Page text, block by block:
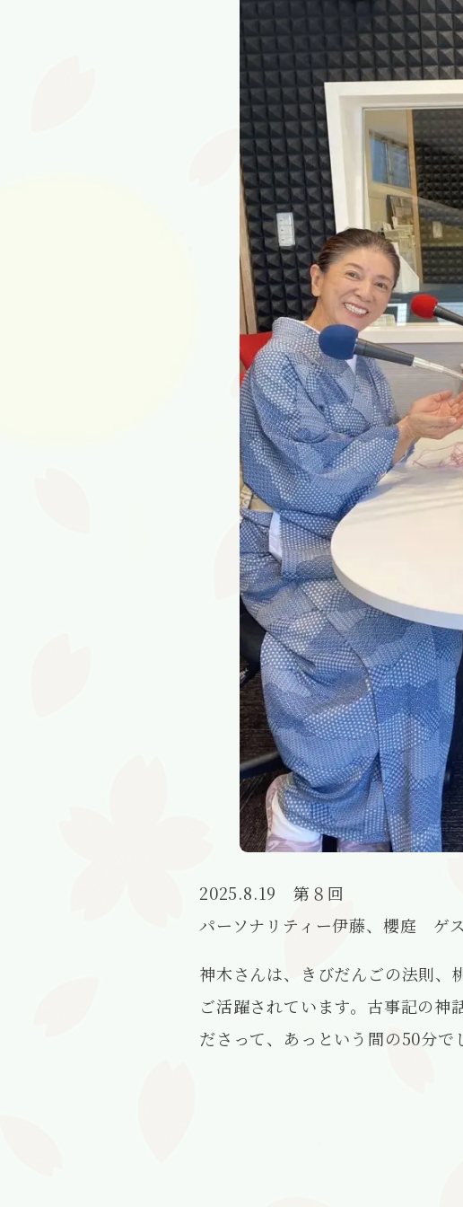
2025.8.19 第８回
パーソナリティー伊藤、櫻庭 ゲ
神木さんは、きびだんごの法則、
ご活躍されています。古事記の神
ださって、あっという間の50分で